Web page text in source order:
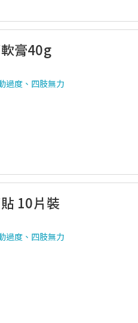
膏40g
過度、四肢無力
10片裝
過度、四肢無力